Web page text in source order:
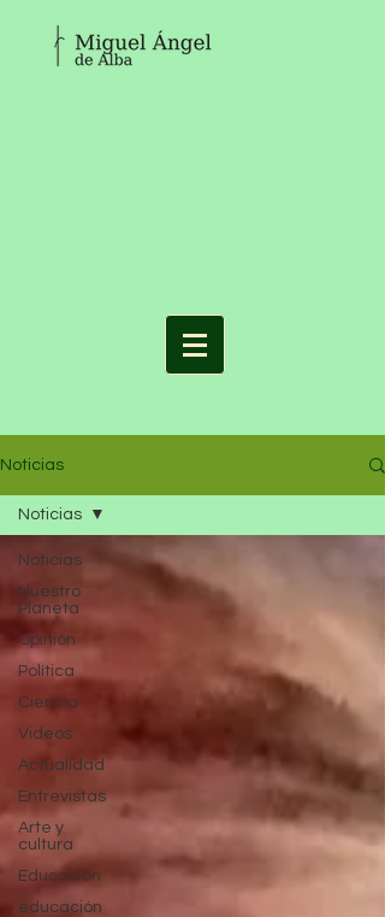
Noticias
Noticias
Nuestro
Planeta
Opinión
Política
Ciencia
Videos
Actualidad
Entrevistas
Arte y
cultura
Educación
educación
Noticias